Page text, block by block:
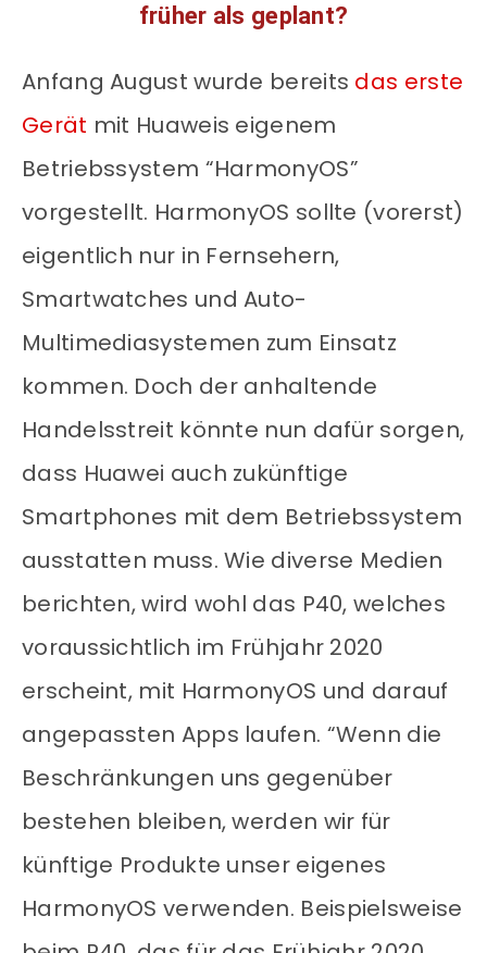
früher als geplant?
Anfang August wurde bereits das erste
Gerät mit Huaweis eigenem
Betriebssystem “HarmonyOS”
vorgestellt. HarmonyOS sollte (vorerst)
eigentlich nur in Fernsehern,
Smartwatches und Auto-
Multimediasystemen zum Einsatz
kommen. Doch der anhaltende
Handelsstreit könnte nun dafür sorgen,
dass Huawei auch zukünftige
Smartphones mit dem Betriebssystem
ausstatten muss. Wie diverse Medien
berichten, wird wohl das P40, welches
voraussichtlich im Frühjahr 2020
erscheint, mit HarmonyOS und darauf
angepassten Apps laufen. “Wenn die
Beschränkungen uns gegenüber
bestehen bleiben, werden wir für
künftige Produkte unser eigenes
HarmonyOS verwenden. Beispielsweise